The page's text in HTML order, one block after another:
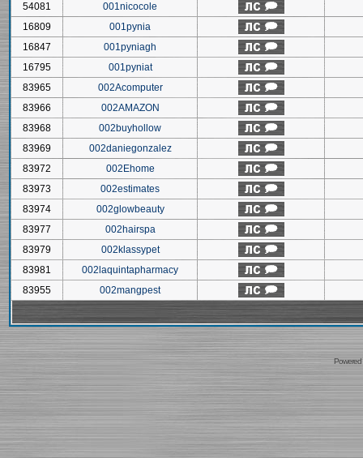
54081
001nicocole
16809
001pynia
16847
001pyniagh
16795
001pyniat
83965
002Acomputer
83966
002AMAZON
83968
002buyhollow
83969
002daniegonzalez
83972
002Ehome
83973
002estimates
83974
002glowbeauty
83977
002hairspa
83979
002klassypet
83981
002laquintapharmacy
83955
002mangpest